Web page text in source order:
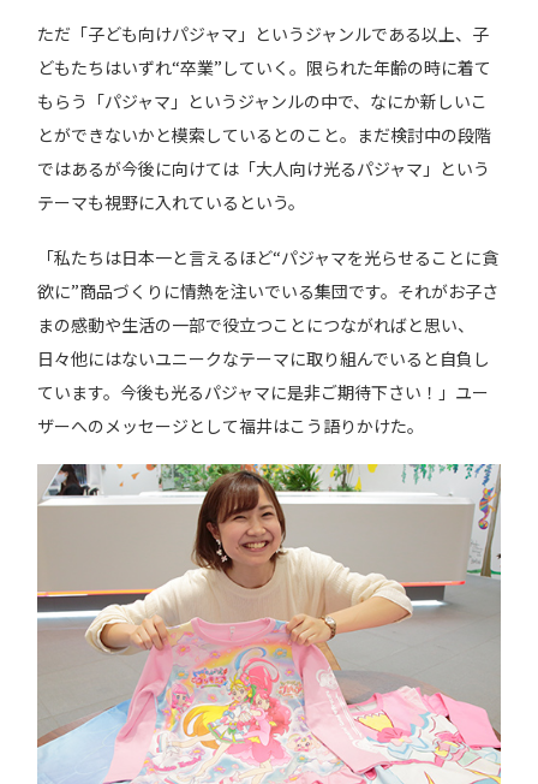
ただ「子ども向けパジャマ」というジャンルである以上、子
どもたちはいずれ“卒業”していく。限られた年齢の時に着て
もらう「パジャマ」というジャンルの中で、なにか新しいこ
とができないかと模索しているとのこと。まだ検討中の段階
ではあるが今後に向けては「大人向け光るパジャマ」という
テーマも視野に入れているという。
「私たちは日本一と言えるほど“パジャマを光らせることに貪
欲に”商品づくりに情熱を注いでいる集団です。それがお子さ
まの感動や生活の一部で役立つことにつながればと思い、
日々他にはないユニークなテーマに取り組んでいると自負し
ています。今後も光るパジャマに是非ご期待下さい！」ユー
ザーへのメッセージとして福井はこう語りかけた。